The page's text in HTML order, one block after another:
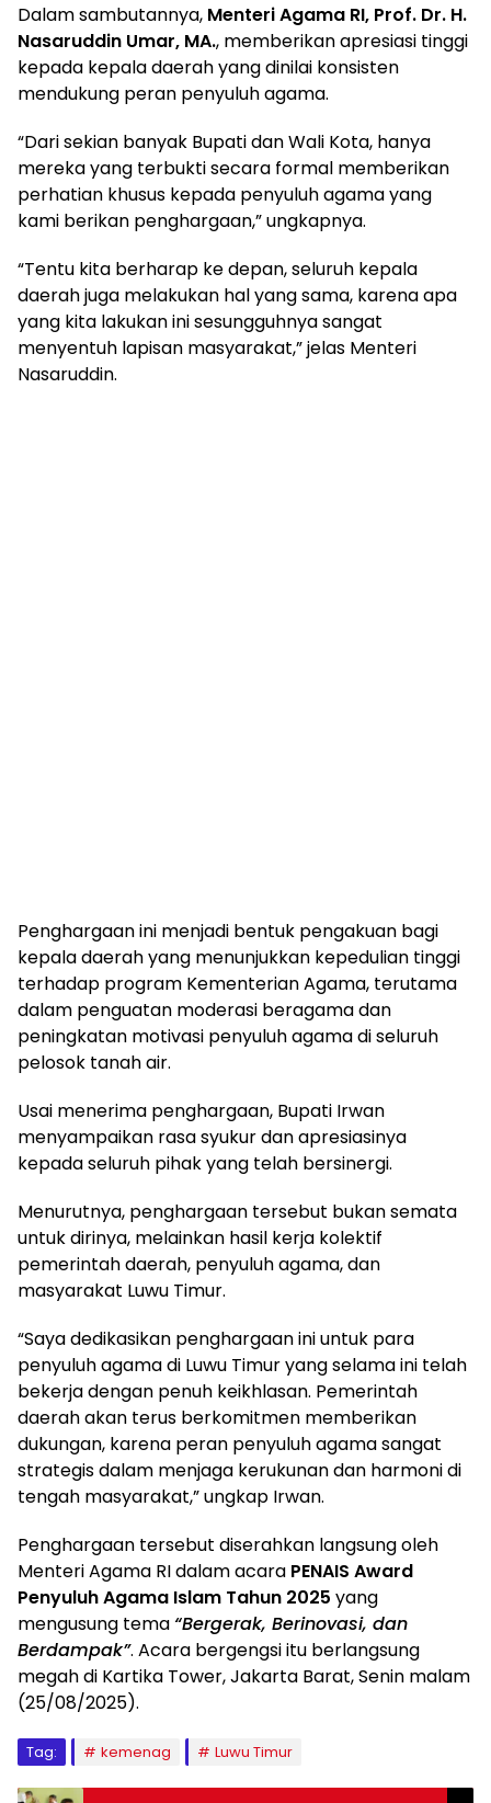
Dalam sambutannya, Menteri Agama RI, Prof. Dr. H.
Nasaruddin Umar, MA., memberikan apresiasi tinggi
kepada kepala daerah yang dinilai konsisten
mendukung peran penyuluh agama.
“Dari sekian banyak Bupati dan Wali Kota, hanya
mereka yang terbukti secara formal memberikan
perhatian khusus kepada penyuluh agama yang
kami berikan penghargaan,” ungkapnya.
“Tentu kita berharap ke depan, seluruh kepala
daerah juga melakukan hal yang sama, karena apa
yang kita lakukan ini sesungguhnya sangat
menyentuh lapisan masyarakat,” jelas Menteri
Nasaruddin.
Penghargaan ini menjadi bentuk pengakuan bagi
kepala daerah yang menunjukkan kepedulian tinggi
terhadap program Kementerian Agama, terutama
dalam penguatan moderasi beragama dan
peningkatan motivasi penyuluh agama di seluruh
pelosok tanah air.
Usai menerima penghargaan, Bupati Irwan
menyampaikan rasa syukur dan apresiasinya
kepada seluruh pihak yang telah bersinergi.
Menurutnya, penghargaan tersebut bukan semata
untuk dirinya, melainkan hasil kerja kolektif
pemerintah daerah, penyuluh agama, dan
masyarakat Luwu Timur.
“Saya dedikasikan penghargaan ini untuk para
penyuluh agama di Luwu Timur yang selama ini telah
bekerja dengan penuh keikhlasan. Pemerintah
daerah akan terus berkomitmen memberikan
dukungan, karena peran penyuluh agama sangat
strategis dalam menjaga kerukunan dan harmoni di
tengah masyarakat,” ungkap Irwan.
Penghargaan tersebut diserahkan langsung oleh
Menteri Agama RI dalam acara PENAIS Award
Penyuluh Agama Islam Tahun 2025 yang
mengusung tema“Bergerak, Berinovasi, dan
Berdampak”. Acara bergengsi itu berlangsung
megah di Kartika Tower, Jakarta Barat, Senin malam
(25/08/2025).
Tag: kemenag Luwu Timur